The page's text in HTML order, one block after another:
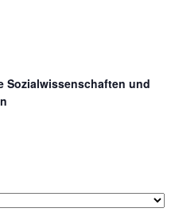
Sozialwissenschaften und